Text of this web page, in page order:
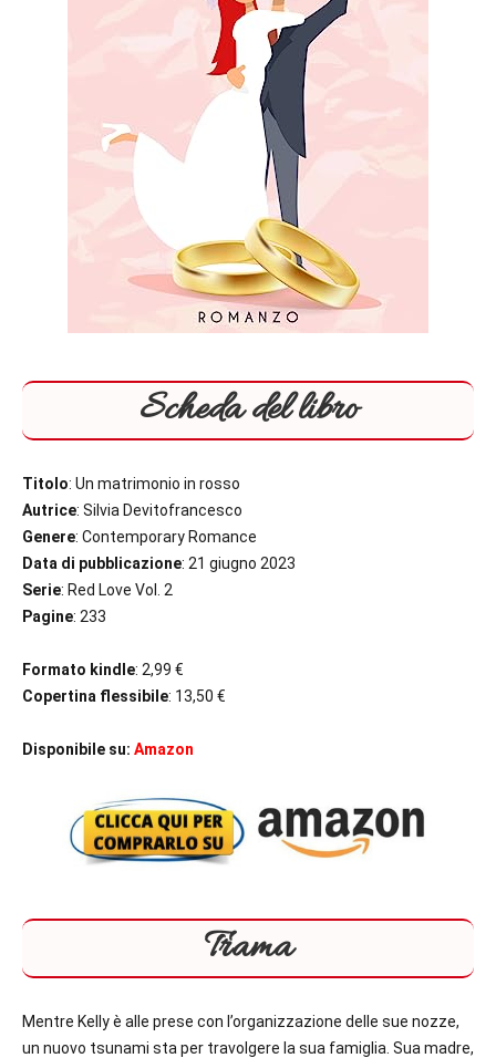
Scheda del libro
Titolo: Un matrimonio in rosso
Autrice: Silvia Devitofrancesco
Genere: Contemporary Romance
Data di pubblicazione: 21 giugno 2023
Serie: Red Love Vol. 2
Pagine: 233
Formato kindle: 2,99 €
Copertina flessibile: 13,50 €
Disponibile su: Amazon
Trama
Mentre Kelly è alle prese con l’organizzazione delle sue nozze,
un nuovo tsunami sta per travolgere la sua famiglia. Sua madre,